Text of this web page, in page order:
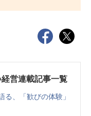
営連載記事一覧
、「歓びの体験」